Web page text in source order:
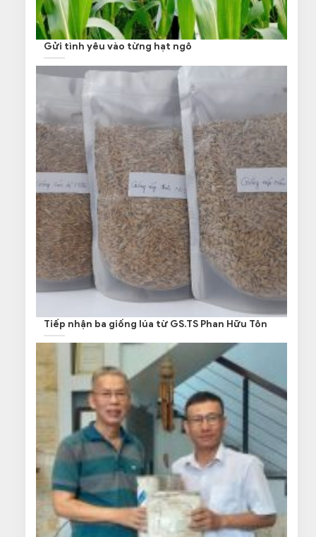
Gửi tình yêu vào từng hạt ngô
Tiếp nhận ba giống lúa từ GS.TS Phan Hữu Tôn